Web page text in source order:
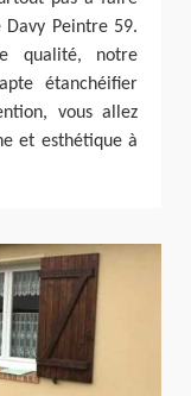
Peintre 59.
qualité, notre
étanchéifier
vous allez
et esthétique à